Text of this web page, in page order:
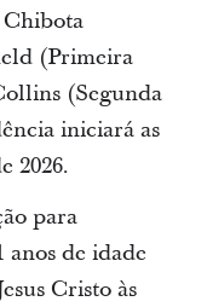
(Primeira
(Segunda
iniciará as
2026.
para
anos de idade
Cristo às